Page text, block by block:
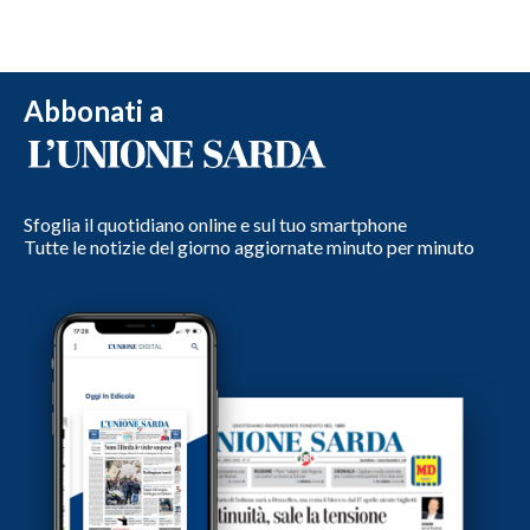
Abbonati a
Sfoglia il quotidiano online e sul tuo smartphone
Tutte le notizie del giorno aggiornate minuto per minuto